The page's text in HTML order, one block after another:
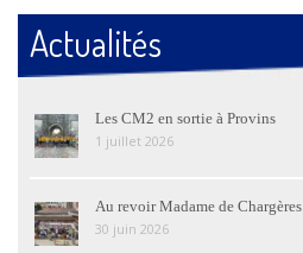
Actualités
Les CM2 en sortie à Provins
1 juillet 2026
Au revoir Madame de Chargères
30 juin 2026